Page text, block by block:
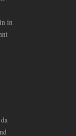
in